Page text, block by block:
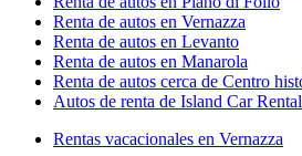
Renta de autos en Vernazza
Renta de autos en Levanto
Renta de autos en Manarola
Renta de autos cerca de Centro
Autos de renta de Island Car
Rentas vacacionales en Vernazza